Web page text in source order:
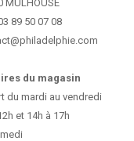
MULHOUSE
89 50 07 08
du magasin
du mardi au vendredi
et 14h à 17h